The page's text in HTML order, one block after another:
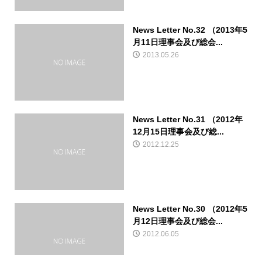
News Letter No.32 （2013年5
月11日理事会及び総会...
2013.05.26
News Letter No.31 （2012年
12月15日理事会及び総...
2012.12.25
News Letter No.30 （2012年5
月12日理事会及び総会...
2012.06.05